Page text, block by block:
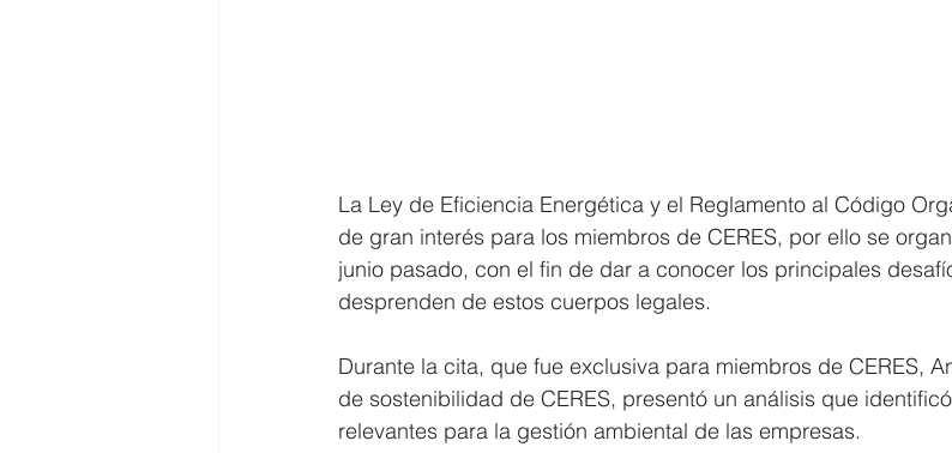
La Ley de Eficiencia Energética y el Reglamento al Código
de gran interés para los miembros de CERES, por ello se
junio pasado, con el fin de dar a conocer los principales
desprenden de estos cuerpos legales.
Durante la cita, que fue exclusiva para miembros de CERES,
de sostenibilidad de CERES, presentó un análisis que
relevantes para la gestión ambiental de las empresas.